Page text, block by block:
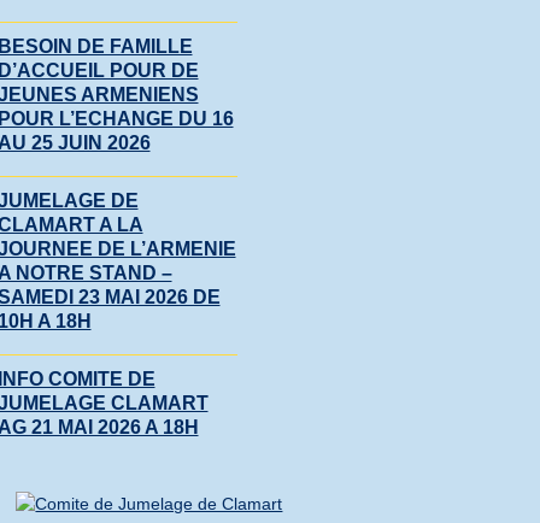
DE FAMILLE
POUR DE
ARMENIENS
L’ECHANGE DU 16
25 JUIN 2026
DE
A LA
DE L’ARMENIE
NOTRE STAND –
23 MAI 2026 DE
A 18H
COMITE DE
CLAMART
21 MAI 2026 A 18H